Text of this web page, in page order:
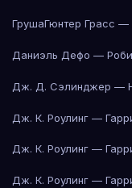
ГрушаГюнтер Грасс —
Даниэль Дефо —
Дж. Д. Сэлинджер —
Дж. К. Роулинг —
Дж. К. Роулинг —
Дж. К. Роулинг —